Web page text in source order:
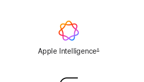
Apple Intelligence∆